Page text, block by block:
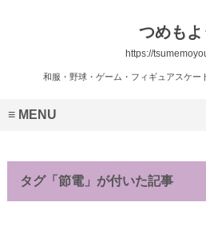
つめもよ
https://
和服・野球・ゲーム・フィギュアスケー
MENU
タグ「節電」が付いた記事